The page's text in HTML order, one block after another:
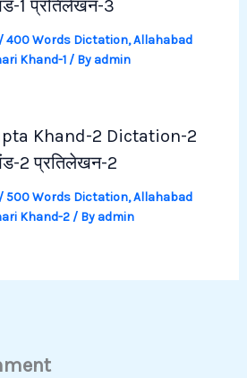
खंड-1 प्रतिलेखन-3
/400 Words Dictation,Allahabad
Khand-1/ Byadmin
Khand-2 Dictation-2
खंड-2 प्रतिलेखन-2
/ 500 Words Dictation,Allahabad
Khand-2/ Byadmin